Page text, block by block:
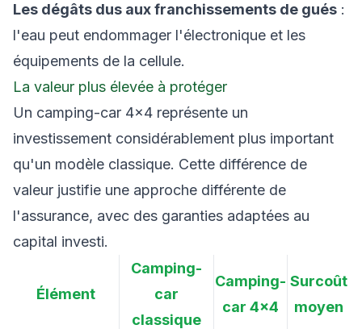
Les dégâts dus aux franchissements de gués :
l'eau peut endommager l'électronique et les
équipements de la cellule.
La valeur plus élevée à protéger
Un camping-car 4×4 représente un
investissement considérablement plus important
qu'un modèle classique. Cette différence de
valeur justifie une approche différente de
l'assurance, avec des garanties adaptées au
capital investi.
Élément
Camping-
car
classique
Camping-
car 4×4
Surcoût
moyen